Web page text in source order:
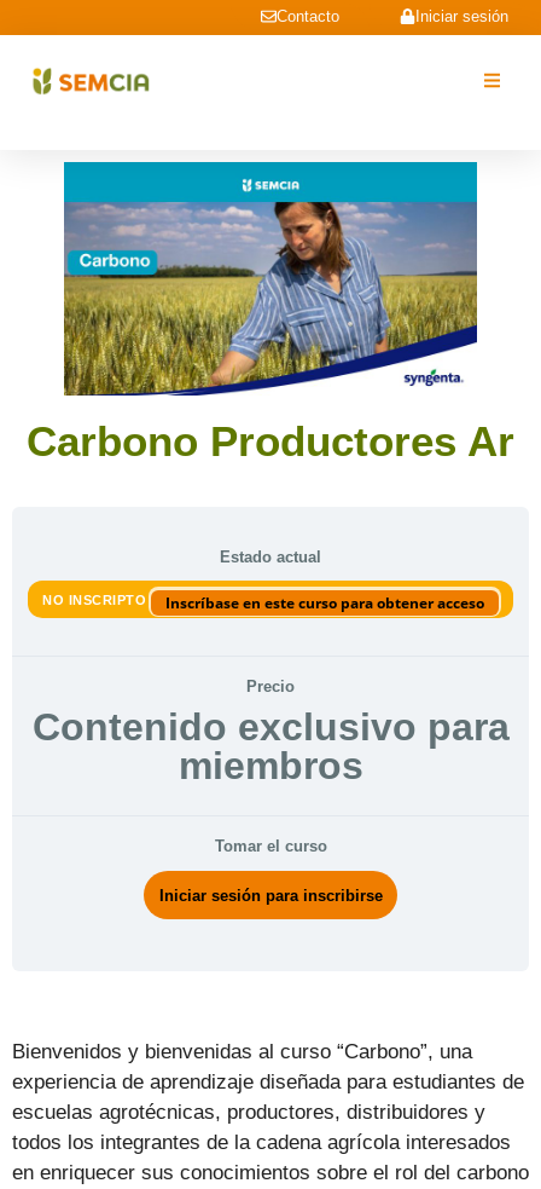
Iniciar sesión
Contacto
Carbono Productores Ar
Estado actual
NO INSCRIPTO Inscríbase en este curso para obtener acceso
Precio
Contenido exclusivo para
miembros
Tomar el curso
Iniciar sesión para inscribirse
Bienvenidos y bienvenidas al curso “Carbono”, una
experiencia de aprendizaje diseñada para estudiantes de
escuelas agrotécnicas, productores, distribuidores y
todos los integrantes de la cadena agrícola interesados
en enriquecer sus conocimientos sobre el rol del carbono